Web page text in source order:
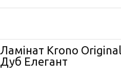
Ламінат Krono
Дуб Елегант